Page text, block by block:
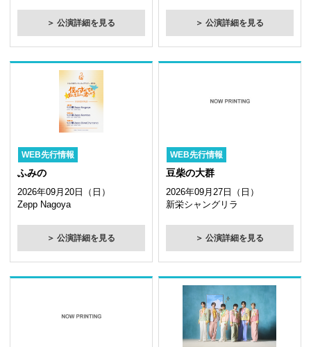
＞ 公演詳細を見る ＞ 公演詳細を見る
WEB先行情報
ふみの
2026年09月20日（日）
Zepp Nagoya
＞ 公演詳細を見る
WEB先行情報
豆柴の大群
2026年09月27日（日）
新栄シャングリラ
＞ 公演詳細を見る